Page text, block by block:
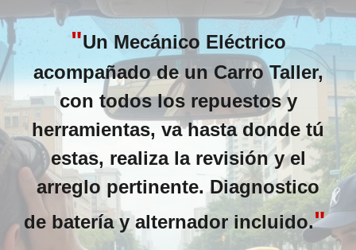
"Un Mecánico Eléctrico
acompañado de un Carro Taller,
con todos los repuestos y
herramientas, va hasta donde tú
estas, realiza la revisión y el
arreglo pertinente. Diagnostico
de batería y alternador incluido."